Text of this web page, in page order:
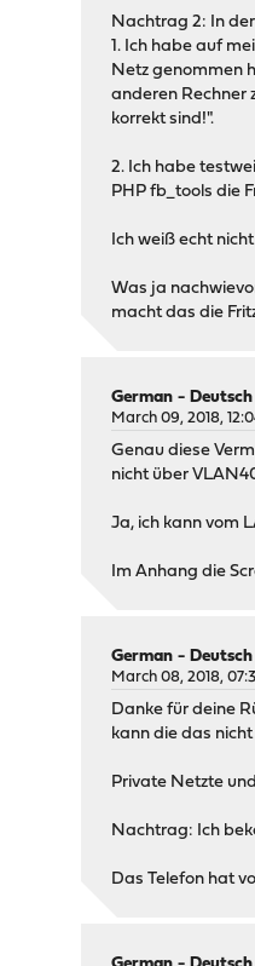
Nachtrag 2: In
1. Ich habe auf
Netz genommen
anderen Rechner
korrekt sind!".
2. Ich habe
PHP fb_tools die
Ich weiß echt
Was ja
macht das die
German - Deutsch
March 09, 2018,
Genau diese
nicht über
Ja, ich kann vom
Im Anhang die
German - Deutsch
March 08, 2018,
Danke für deine
kann die das
Private Netzte
Nachtrag: Ich
Das Telefon hat